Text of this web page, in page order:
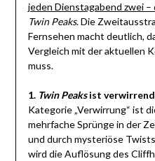
jeden Dienstagabend zwei –
Twin Peaks. Die
Fernsehen macht deutlich,
Vergleich mit der aktuellen
muss.
1. Twin Peaksist
Kategorie „Verwirrung“ ist
mehrfache Sprünge in der
und durch mysteriöse
wird die Auflösung des